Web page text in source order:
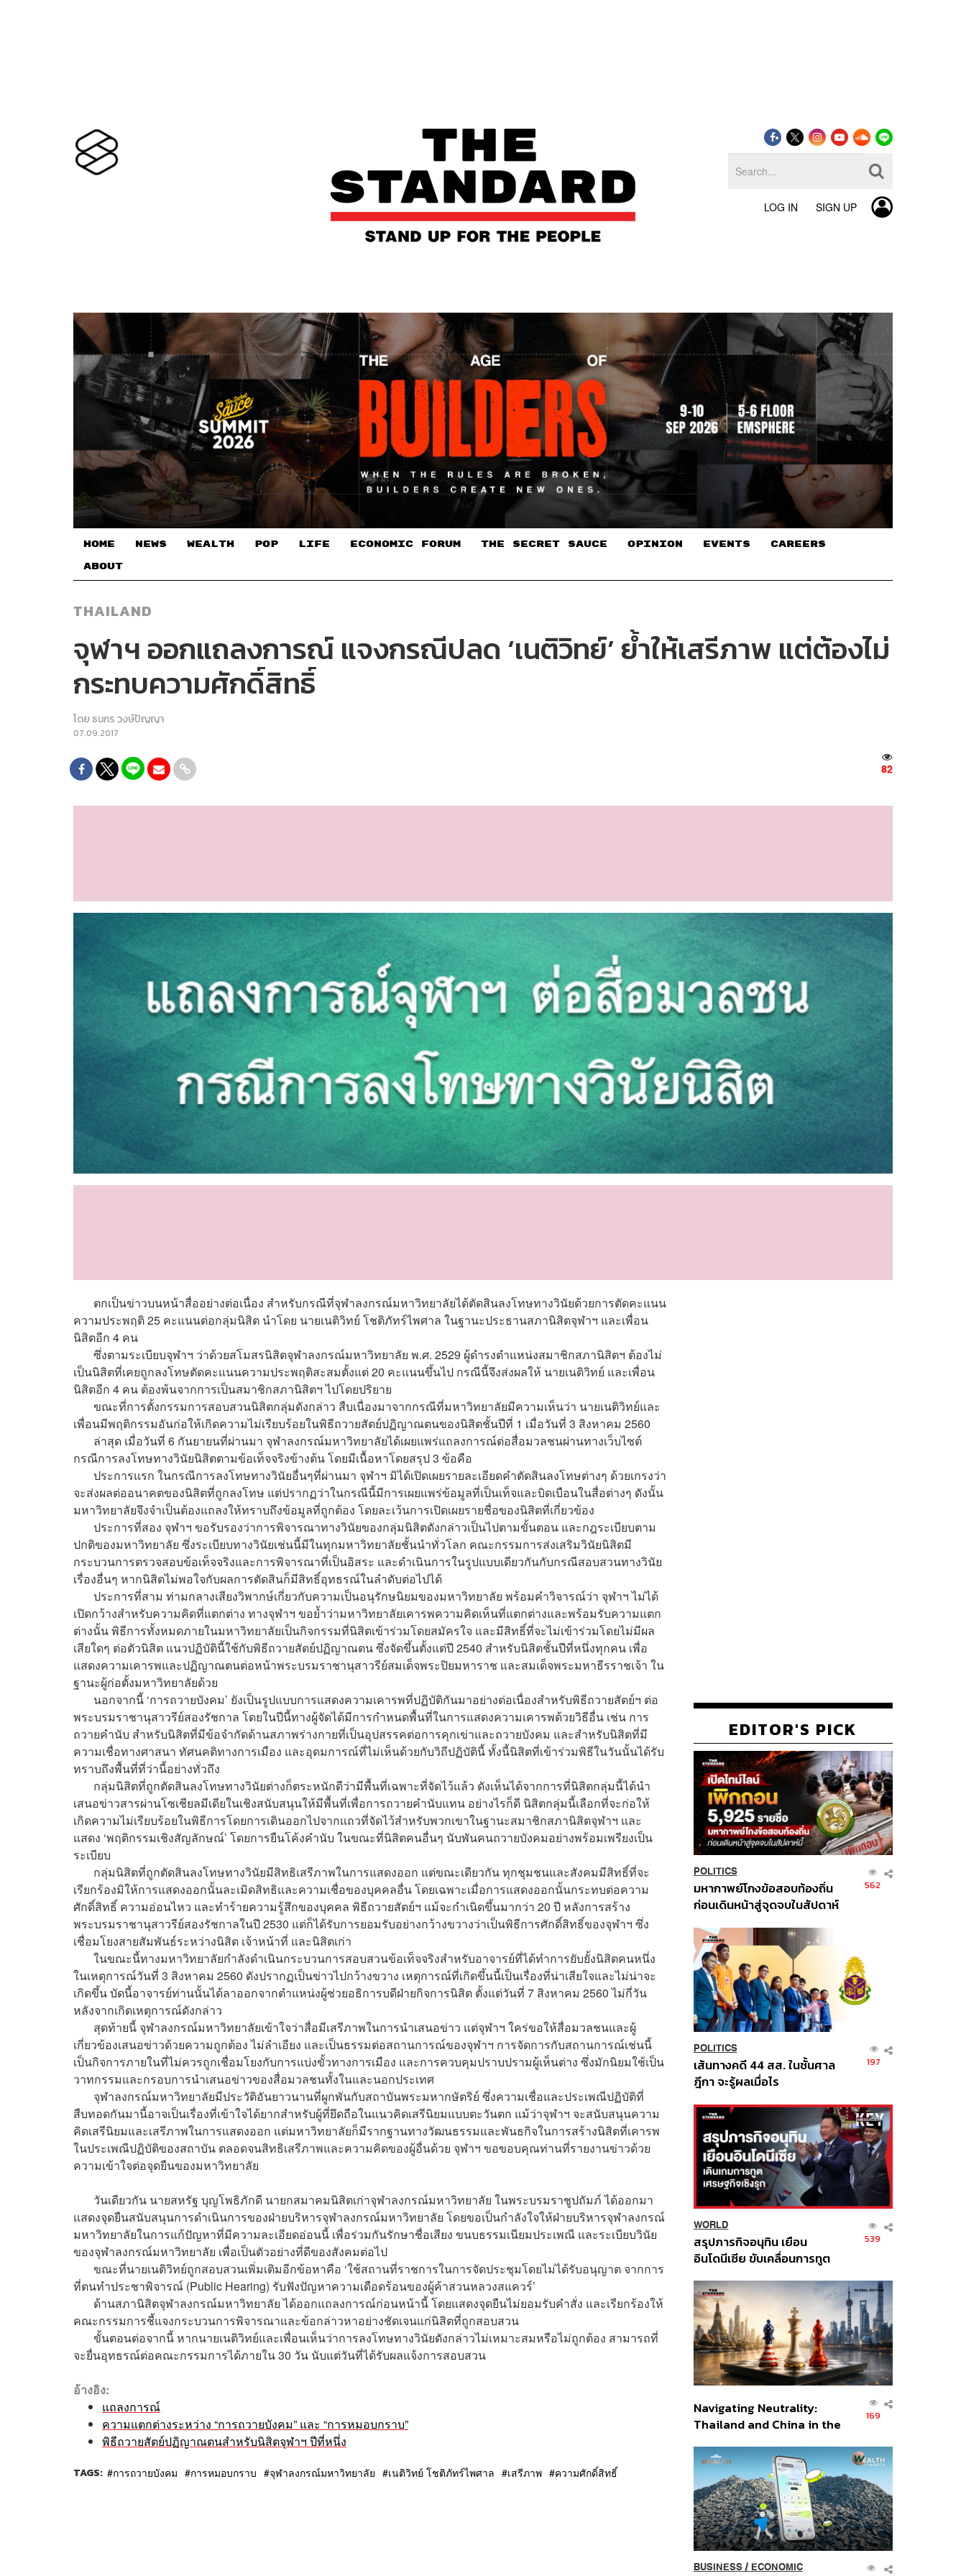
LOG IN SIGN UP
HOME NEWS WEALTH POP LIFE ECONOMIC FORUM THE SECRET SAUCE​ OPINION EVENTS CAREERS
ABOUT
THAILAND
จุฬาฯ ออกแถลงการณ์ แจงกรณีปลด ‘เนติวิทย์’ ย้ำให้เสรีภาพ แต่ต้องไม่
กระทบความศักดิ์สิทธิ์
โดย ธนกร วงษ์ปัญญา
07.09.2017
82
ตกเป็นข่าวบนหน้าสื่ออย่างต่อเนื่อง สำหรับกรณีที่จุฬาลงกรณ์มหาวิทยาลัยได้ตัดสินลงโทษทางวินัยด้วยการตัดคะแนน
ความประพฤติ 25 คะแนนต่อกลุ่มนิสิต นำโดย นายเนติวิทย์ โชติภัทร์ไพศาล ในฐานะประธานสภานิสิตจุฬาฯ และเพื่อน
นิสิตอีก 4 คน
ซึ่งตามระเบียบจุฬาฯ ว่าด้วยสโมสรนิสิตจุฬาลงกรณ์มหาวิทยาลัย พ.ศ. 2529 ผู้ดำรงตำแหน่งสมาชิกสภานิสิตฯ ต้องไม่
เป็นนิสิตที่เคยถูกลงโทษตัดคะแนนความประพฤติสะสมตั้งแต่ 20 คะแนนขึ้นไป กรณีนี้จึงส่งผลให้ นายเนติวิทย์ และเพื่อน
นิสิตอีก 4 คน ต้องพ้นจากการเป็นสมาชิกสภานิสิตฯ ไปโดยปริยาย
ขณะที่การตั้งกรรมการสอบสวนนิสิตกลุ่มดังกล่าว สืบเนื่องมาจากกรณีที่มหาวิทยาลัยมีความเห็นว่า นายเนติวิทย์และ
เพื่อนมีพฤติกรรมอันก่อให้เกิดความไม่เรียบร้อยในพิธีถวายสัตย์ปฏิญาณตนของนิสิตชั้นปีที่ 1 เมื่อวันที่ 3 สิงหาคม 2560
ล่าสุด เมื่อวันที่ 6 กันยายนที่ผ่านมา จุฬาลงกรณ์มหาวิทยาลัยได้เผยแพร่แถลงการณ์ต่อสื่อมวลชนผ่านทางเว็บไซต์
กรณีการลงโทษทางวินัยนิสิตตามข้อเท็จจริงข้างต้น โดยมีเนื้อหาโดยสรุป 3 ข้อคือ
ประการแรก ในกรณีการลงโทษทางวินัยอื่นๆที่ผ่านมา จุฬาฯ มิได้เปิดเผยรายละเอียดคำตัดสินลงโทษต่างๆ ด้วยเกรงว่า
จะส่งผลต่ออนาคตของนิสิตที่ถูกลงโทษ แต่ปรากฏว่าในกรณีนี้มีการเผยแพร่ข้อมูลที่เป็นเท็จและบิดเบือนในสื่อต่างๆ ดังนั้น
มหาวิทยาลัยจึงจำเป็นต้องแถลงให้ทราบถึงข้อมูลที่ถูกต้อง โดยละเว้นการเปิดเผยรายชื่อของนิสิตที่เกี่ยวข้อง
ประการที่สอง จุฬาฯ ขอรับรองว่าการพิจารณาทางวินัยของกลุ่มนิสิตดังกล่าวเป็นไปตามขั้นตอน และกฎระเบียบตาม
ปกติของมหาวิทยาลัย ซึ่งระเบียบทางวินัยเช่นนี้มีในทุกมหาวิทยาลัยชั้นนำทั่วโลก คณะกรรมการส่งเสริมวินัยนิสิตมี
กระบวนการตรวจสอบข้อเท็จจริงและการพิจารณาที่เป็นอิสระ และดำเนินการในรูปแบบเดียวกันกับกรณีสอบสวนทางวินัย
เรื่องอื่นๆ หากนิสิตไม่พอใจกับผลการตัดสินก็มีสิทธิ์อุทธรณ์ในลำดับต่อไปได้
ประการที่สาม ท่ามกลางเสียงวิพากษ์เกี่ยวกับความเป็นอนุรักษนิยมของมหาวิทยาลัย พร้อมคำวิจารณ์ว่า จุฬาฯ ไม่ได้
เปิดกว้างสำหรับความคิดที่แตกต่าง ทางจุฬาฯ ขอย้ำว่ามหาวิทยาลัยเคารพความคิดเห็นที่แตกต่างและพร้อมรับความแตก
ต่างนั้น พิธีการทั้งหมดภายในมหาวิทยาลัยเป็นกิจกรรมที่นิสิตเข้าร่วมโดยสมัครใจ และมีสิทธิ์ที่จะไม่เข้าร่วมโดยไม่มีผล
เสียใดๆ ต่อตัวนิสิต แนวปฏิบัตินี้ใช้กับพิธีถวายสัตย์ปฏิญาณตน ซึ่งจัดขึ้นตั้งแต่ปี 2540 สำหรับนิสิตชั้นปีที่หนึ่งทุกคน เพื่อ
แสดงความเคารพและปฏิญาณตนต่อหน้าพระบรมราชานุสาวรีย์สมเด็จพระปิยมหาราช และสมเด็จพระมหาธีรราชเจ้า ใน
ฐานะผู้ก่อตั้งมหาวิทยาลัยด้วย
นอกจากนี้ ‘การถวายบังคม’ ยังเป็นรูปแบบการแสดงความเคารพที่ปฏิบัติกันมาอย่างต่อเนื่องสำหรับพิธีถวายสัตย์ฯ ต่อ
พระบรมราชานุสาวรีย์สองรัชกาล โดยในปีนี้ทางผู้จัดได้มีการกำหนดพื้นที่ในการแสดงความเคารพด้วยวิธีอื่น เช่น การ
ถวายคำนับ สำหรับนิสิตที่มีข้อจำกัดด้านสภาพร่างกายที่เป็นอุปสรรคต่อการคุกเข่าและถวายบังคม และสำหรับนิสิตที่มี
ความเชื่อทางศาสนา ทัศนคติทางการเมือง และอุดมการณ์ที่ไม่เห็นด้วยกับวิถีปฏิบัตินี้ ทั้งนี้นิสิตที่เข้าร่วมพิธีในวันนั้นได้รับ
ทราบถึงพื้นที่ที่ว่านี้อย่างทั่วถึง
กลุ่มนิสิตที่ถูกตัดสินลงโทษทางวินัยต่างก็ตระหนักดีว่ามีพื้นที่เฉพาะที่จัดไว้แล้ว ดังเห็นได้จากการที่นิสิตกลุ่มนี้ได้นำ
เสนอข่าวสารผ่านโซเชียลมีเดียในเชิงสนับสนุนให้มีพื้นที่เพื่อการถวายคำนับแทน อย่างไรก็ดี นิสิตกลุ่มนี้เลือกที่จะก่อให้
เกิดความไม่เรียบร้อยในพิธีการโดยการเดินออกไปจากแถวที่จัดไว้สำหรับพวกเขาในฐานะสมาชิกสภานิสิตจุฬาฯ และ
แสดง ‘พฤติกรรมเชิงสัญลักษณ์’ โดยการยืนโค้งคำนับ ในขณะที่นิสิตคนอื่นๆ นับพันคนถวายบังคมอย่างพร้อมเพรียงเป็น
ระเบียบ
กลุ่มนิสิตที่ถูกตัดสินลงโทษทางวินัยมีสิทธิเสรีภาพในการแสดงออก แต่ขณะเดียวกัน ทุกชุมชนและสังคมมีสิทธิ์ที่จะ
เรียกร้องมิให้การแสดงออกนั้นละเมิดสิทธิและความเชื่อของบุคคลอื่น โดยเฉพาะเมื่อการแสดงออกนั้นกระทบต่อความ
ศักดิ์สิทธิ์ ความอ่อนไหว และทำร้ายความรู้สึกของบุคคล พิธีถวายสัตย์ฯ แม้จะกำเนิดขึ้นมากว่า 20 ปี หลังการสร้าง
พระบรมราชานุสาวรีย์สองรัชกาลในปี 2530 แต่ก็ได้รับการยอมรับอย่างกว้างขวางว่าเป็นพิธีการศักดิ์สิทธิ์ของจุฬาฯ ซึ่ง
เชื่อมโยงสายสัมพันธ์ระหว่างนิสิต เจ้าหน้าที่ และนิสิตเก่า
ในขณะนี้ทางมหาวิทยาลัยกำลังดำเนินกระบวนการสอบสวนข้อเท็จจริงสำหรับอาจารย์ที่ได้ทำการยับยั้งนิสิตคนหนึ่ง
ในเหตุการณ์วันที่ 3 สิงหาคม 2560 ดังปรากฏเป็นข่าวไปกว้างขวาง เหตุการณ์ที่เกิดขึ้นนี้เป็นเรื่องที่น่าเสียใจและไม่น่าจะ
เกิดขึ้น บัดนี้อาจารย์ท่านนั้นได้ลาออกจากตำแหน่งผู้ช่วยอธิการบดีฝ่ายกิจการนิสิต ตั้งแต่วันที่ 7 สิงหาคม 2560 ไม่กี่วัน
หลังจากเกิดเหตุการณ์ดังกล่าว
สุดท้ายนี้ จุฬาลงกรณ์มหาวิทยาลัยเข้าใจว่าสื่อมีเสรีภาพในการนำเสนอข่าว แต่จุฬาฯ ใคร่ขอให้สื่อมวลชนและผู้
เกี่ยวข้องเสนอข่าวด้วยความถูกต้อง ไม่ลำเอียง และเป็นธรรมต่อสถานการณ์ของจุฬาฯ การจัดการกับสถานการณ์เช่นนี้
เป็นกิจการภายในที่ไม่ควรถูกเชื่อมโยงกับการแบ่งขั้วทางการเมือง และการควบคุมปราบปรามผู้เห็นต่าง ซึ่งมักนิยมใช้เป็น
วาทกรรมและกรอบการนำเสนอข่าวของสื่อมวลชนทั้งในและนอกประเทศ
จุฬาลงกรณ์มหาวิทยาลัยมีประวัติอันยาวนานที่ผูกพันกับสถาบันพระมหากษัตริย์ ซึ่งความเชื่อและประเพณีปฏิบัติที่
สืบทอดกันมานี้อาจเป็นเรื่องที่เข้าใจได้ยากสำหรับผู้ที่ยึดถือในแนวคิดเสรีนิยมแบบตะวันตก แม้ว่าจุฬาฯ จะสนับสนุนความ
คิดเสรีนิยมและเสรีภาพในการแสดงออก แต่มหาวิทยาลัยก็มีรากฐานทางวัฒนธรรมและพันธกิจในการสร้างนิสิตที่เคารพ
ในประเพณีปฏิบัติของสถาบัน ตลอดจนสิทธิเสรีภาพและความคิดของผู้อื่นด้วย จุฬาฯ ขอขอบคุณท่านที่รายงานข่าวด้วย
ความเข้าใจต่อจุดยืนของมหาวิทยาลัย
วันเดียวกัน นายสหรัฐ บุญโพธิภักดี นายกสมาคมนิสิตเก่าจุฬาลงกรณ์มหาวิทยาลัย ในพระบรมราชูปถัมภ์ ได้ออกมา
แสดงจุดยืนสนับสนุนการดำเนินการของฝ่ายบริหารจุฬาลงกรณ์มหาวิทยาลัย โดยขอเป็นกำลังใจให้ฝ่ายบริหารจุฬาลงกรณ์
มหาวิทยาลัยในการแก้ปัญหาที่มีความละเอียดอ่อนนี้ เพื่อร่วมกันรักษาชื่อเสียง ขนบธรรมเนียมประเพณี และระเบียบวินัย
ของจุฬาลงกรณ์มหาวิทยาลัย เพื่อเป็นตัวอย่างที่ดีของสังคมต่อไป
ขณะที่นายเนติวิทย์ถูกสอบสวนเพิ่มเติมอีกข้อหาคือ ‘ใช้สถานที่ราชการในการจัดประชุมโดยไม่ได้รับอนุญาต จากการ
ที่ตนทำประชาพิจารณ์ (Public Hearing) รับฟังปัญหาความเดือดร้อนของผู้ค้าสวนหลวงสแควร์’
ด้านสภานิสิตจุฬาลงกรณ์มหาวิทยาลัย ได้ออกแถลงการณ์ก่อนหน้านี้ โดยแสดงจุดยืนไม่ยอมรับคำสั่ง และเรียกร้องให้
คณะกรรมการชี้แจงกระบวนการพิจารณาและข้อกล่าวหาอย่างชัดเจนแก่นิสิตที่ถูกสอบสวน
ขั้นตอนต่อจากนี้ หากนายเนติวิทย์และเพื่อนเห็นว่าการลงโทษทางวินัยดังกล่าวไม่เหมาะสมหรือไม่ถูกต้อง สามารถที่
จะยื่นอุทธรณ์ต่อคณะกรรมการได้ภายใน 30 วัน นับแต่วันที่ได้รับผลแจ้งการสอบสวน
อ้างอิง:
แถลงการณ์
ความแตกต่างระหว่าง “การถวายบังคม” และ “การหมอบกราบ”
พิธีถวายสัตย์ปฏิญาณตนสำหรับนิสิตจุฬาฯ ปีที่หนึ่ง
TAGS: การถวายบังคม การหมอบกราบ จุฬาลงกรณ์มหาวิทยาลัย เนติวิทย์ โชติภัทร์ไพศาล เสรีภาพ ความศักดิ์สิทธิ์
EDITOR'S PICK
POLITICS
มหากาพย์โกงข้อสอบท้องถิ่น
ก่อนเดินหน้าสู่จุดจบในสัปดาห์
562
POLITICS
เส้นทางคดี 44 สส. ในชั้นศาล
ฎีกา จะรู้ผลเมื่อไร
197
WORLD
สรุปภารกิจอนุทิน เยือน
อินโดนีเซีย ขับเคลื่อนการทูต
ส่วนยุทธศาสตร์ไทย –
อินโดนีเซีย
539
Navigating Neutrality:
Thailand and China in the
Order
169
BUSINESS/ ECONOMIC